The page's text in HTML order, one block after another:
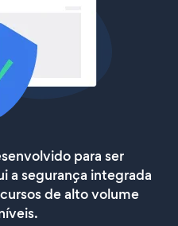
para ser
a segurança integrada
de alto volume